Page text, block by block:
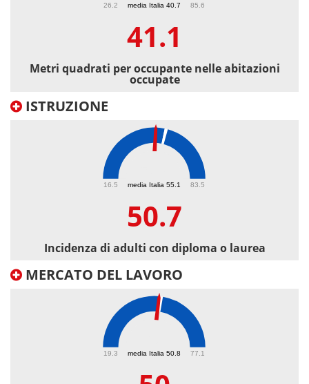
media Italia 40.7
26.2 85.6
41.1
Metri quadrati per occupante nelle abitazioni
occupate
ISTRUZIONE
media Italia 55.1
16.5 83.5
50.7
Incidenza di adulti con diploma o laurea
MERCATO DEL LAVORO
media Italia 50.8
19.3 77.1